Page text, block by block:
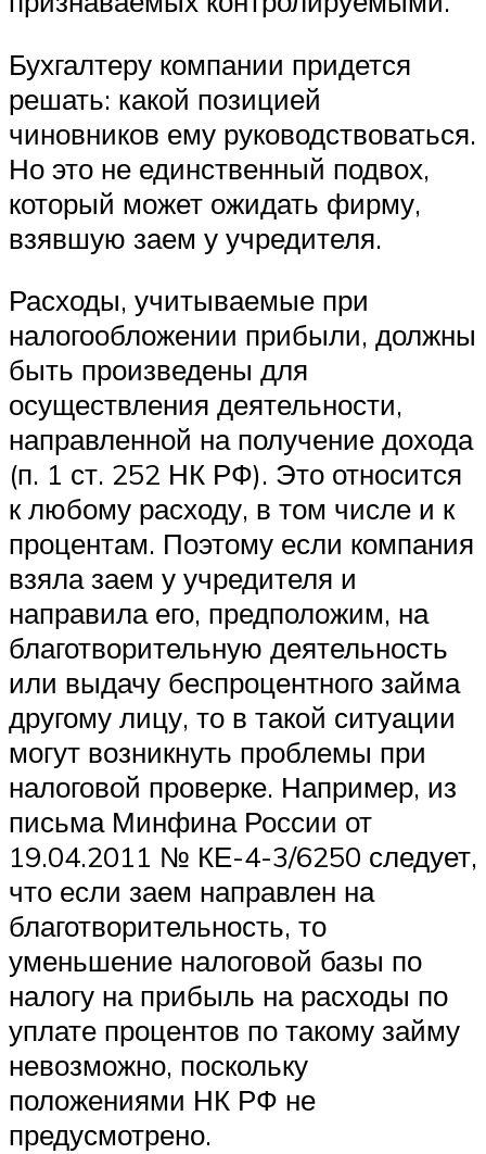
Бухгалтеру компании придется
решать: какой позицией
чиновников ему руководствоваться.
Но это не единственный подвох,
который может ожидать фирму,
взявшую заем у учредителя.
Расходы, учитываемые при
налогообложении прибыли, должны
быть произведены для
осуществления деятельности,
направленной на получение дохода
(п. 1 ст. 252 НК РФ). Это относится
к любому расходу, в том числе и к
процентам. Поэтому если компания
взяла заем у учредителя и
направила его, предположим, на
благотворительную деятельность
или выдачу беспроцентного займа
другому лицу, то в такой ситуации
могут возникнуть проблемы при
налоговой проверке. Например, из
письма Минфина России от
19.04.2011 № КЕ-4-3/6250 следует,
что если заем направлен на
благотворительность, то
уменьшение налоговой базы по
налогу на прибыль на расходы по
уплате процентов по такому займу
невозможно, поскольку
положениями НК РФ не
предусмотрено.